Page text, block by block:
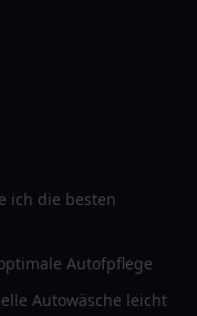
ich die besten
Autofpflege
Autowäsche leicht